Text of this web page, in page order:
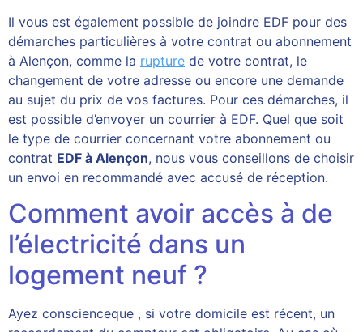
Il vous est également possible de joindre EDF pour des
démarches particulières à votre contrat ou abonnement
à Alençon, comme la rupture de votre contrat, le
changement de votre adresse ou encore une demande
au sujet du prix de vos factures. Pour ces démarches, il
est possible d’envoyer un courrier à EDF. Quel que soit
le type de courrier concernant votre abonnement ou
contrat EDF à Alençon, nous vous conseillons de choisir
un envoi en recommandé avec accusé de réception.
Comment avoir accès à de
l’électricité dans un
logement neuf ?
Ayez conscienceque , si votre domicile est récent, un